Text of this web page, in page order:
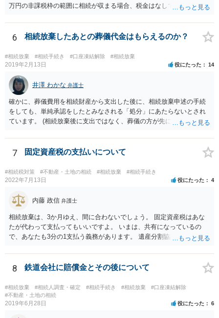
万円の非課税枠の範囲に相続が収まる場合、税金はなしです。 一人が
範囲となります。 一般的には、全員で相続する方が税金はお得です。
また、全員で相続しても、話し合いの結果、親がすべて相続と決める
0万円分使えます。 父が亡くなり、母が全部相続すると、母から三人
で相続する際は、4800万円が非課税枠となります。 そうすると、母が
亡くなってから相続すると、両親のどちらかが亡くなってから相続す
るより非課税の枠が減少します。 計画的に相続をするのがおすすめと
いうことになります。これ以外にも気をつける点はあるかもしれませ
んので、一度相談して想定するのがおすすめと思います。
6 相続放棄したあとの葬儀代金はもらえるのか？
#相続放棄 #相続手続き #口座凍結解除 #相続放棄
2019年2月13日 役にたった 14
井澤 わかな 弁護士
確かに、葬儀費用を相続財産から支出した後に、相続放棄申述の手続
をしても、単純承認をしたとみなされる「処分」にあたらないとされ
ています。 (相続放棄後に支出ではなく、葬儀の方が先に来るのが通常
述の手続ということだと思いますが) ただ、葬儀費用ならいくらでもよ
いということではなく、身分相応の、社会的儀式として当然認められ
に葬儀費用を支出する経済力がなく、質素な葬儀を行った費用であれ
ば相続財産から支出しても単純承認と認められない可能性が高いの
7 固定資産税の支払いについて
#相続税対策 #不動産・土地の相続 #相続放棄 #相続手続き
2022年7月13日 役にたった 4
内藤 政信 弁護士
相続放棄は、3か月ゆえ、間に合わないでしょう。 固定資産税はあな
たが代わって支払ってもいいですよ。 いまは、共有になっているの
で、あなたも3分の1支払う義務があります。 遺産分割協議をして、不
払い義務があります。
8 鉄道会社に賠償金とその後について
#相続放棄 #相続人調査・確定 #相続手続き #相続放棄
#口座凍結解除
#不動産・土地の相続
2019年6月28日 役にたった 6